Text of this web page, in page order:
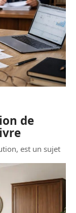
de
est un sujet